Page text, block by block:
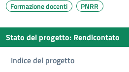
Formazione docenti PNRR
Stato del progetto: Rendicontato
Indice del progetto